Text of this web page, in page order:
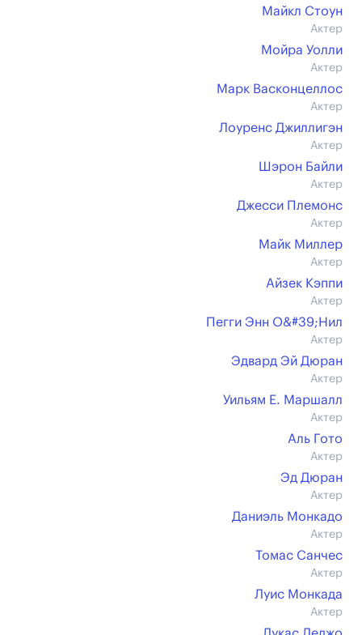
Майкл Стоун
Актер
Мойра Уолли
Актер
Марк Васконцеллос
Актер
Лоуренс Джиллигэн
Актер
Шэрон Байли
Актер
Джесси Племонс
Актер
Майк Миллер
Актер
Айзек Кэппи
Актер
Пегги Энн О&#39;Нил
Актер
Эдвард Эй Дюран
Актер
Уильям Е. Маршалл
Актер
Аль Гото
Актер
Эд Дюран
Актер
Даниэль Монкадо
Актер
Томас Санчес
Актер
Луис Монкада
Актер